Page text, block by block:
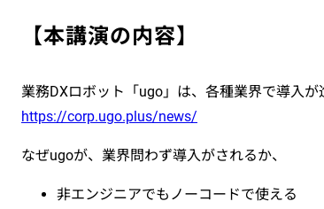
【本講演の内容】
業務DXロボット「ugo」は、各種業界で導入
https://corp.ugo.plus/news/
なぜugoが、業界問わず導入がされるか、
非エンジニアでもノーコードで使える